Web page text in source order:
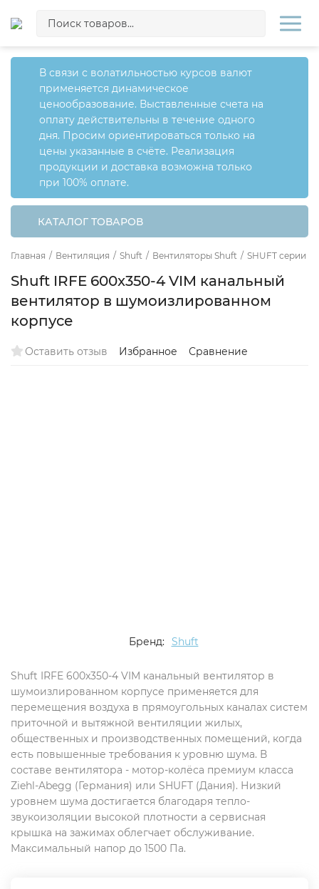
В связи с волатильностью курсов валют
применяется динамическое
ценообразование. Выставленные счета на
оплату действительны в течение одного
дня. Просим ориентироваться только на
цены указанные в счёте. Реализация
продукции и доставка возможна только
при 100% оплате.
КАТАЛОГ ТОВАРОВ
Главная / Вентиляция / Shuft / Вентиляторы Shuft / SHUFT серии
Shuft IRFE 600x350-4 VIM канальный
вентилятор в шумоизлированном
корпусе
Оставить отзыв Избранное Сравнение
Бренд: Shuft
Shuft IRFE 600x350-4 VIM канальный вентилятор в
шумоизлированном корпусе применяется для
перемещения воздуха в прямоугольных каналах систем
приточной и вытяжной вентиляции жилых,
общественных и производственных помещений, когда
есть повышенные требования к уровню шума. В
составе вентилятора - мотор-колёса премиум класса
Ziehl-Abegg (Германия) или SHUFT (Дания). Низкий
уровнем шума достигается благодаря тепло-
звукоизоляции высокой плотности а сервисная
крышка на зажимах облегчает обслуживание.
Максимальный напор до 1500 Па.